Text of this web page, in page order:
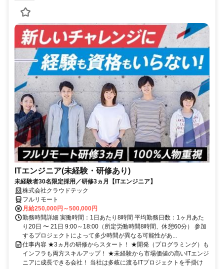
ITエンジニア(未経験・研修あり)
未経験者30名限定採用／研修3ヵ月【ITエンジニア】
株式会社クラウドテック
フルリモート
月給250,000円～500,000円
勤務時間詳細 実働時間：1日あたり8時間 平均勤務日数：1ヶ月あた
り20日 〜 21日 9:00～18:00（所定労働時間8時間、休憩60分） 参加
するプロジェクトによって多少時間が異なる可能性があ...
仕事内容 ★3ヵ月の研修からスタート！ ★開発（プログラミング）も
インフラも両方スキルアップ！ ★未経験から市場価値の高いITエンジ
ニアに成長できる会社！ 当社は多岐に渡るITプロジェクトを手掛け